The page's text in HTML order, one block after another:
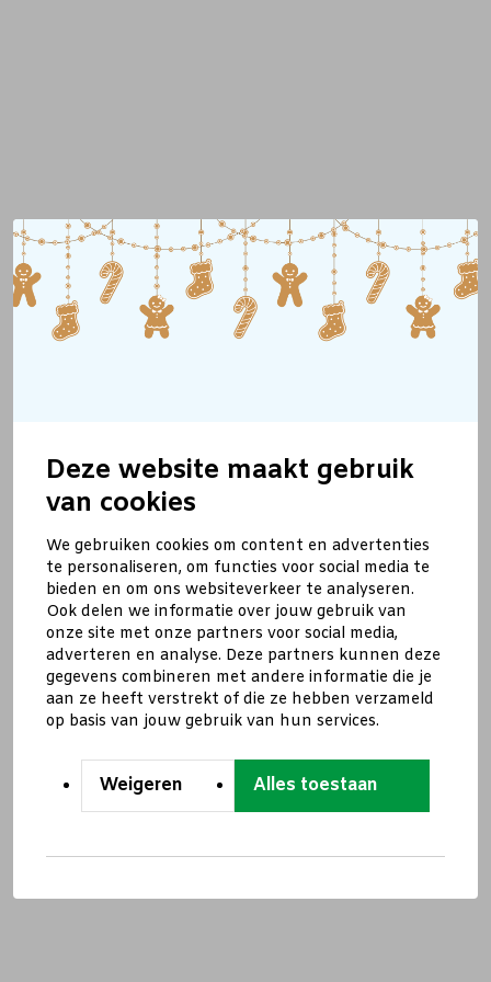
Deze website maakt gebruik
van cookies
We gebruiken cookies om content en advertenties
te personaliseren, om functies voor social media te
bieden en om ons websiteverkeer te analyseren.
Ook delen we informatie over jouw gebruik van
onze site met onze partners voor social media,
adverteren en analyse. Deze partners kunnen deze
gegevens combineren met andere informatie die je
aan ze heeft verstrekt of die ze hebben verzameld
op basis van jouw gebruik van hun services.
Weigeren Alles toestaan